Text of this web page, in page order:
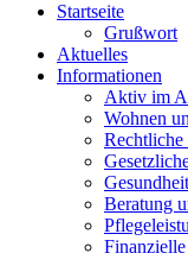
Startseite
Grußwort
Aktuelles
Informationen
Aktiv im
Wohnen
Rechtliche
Beratung